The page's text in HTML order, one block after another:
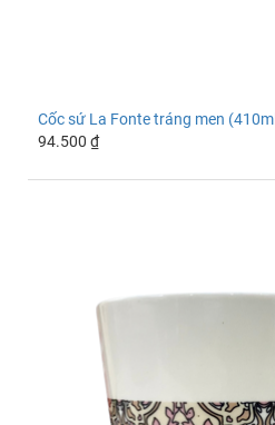
Cốc sứ La Fonte tráng men
94.500 ₫